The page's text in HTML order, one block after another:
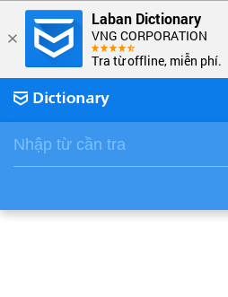
Laban Dictionary
VNG CORPORATION
Tra từ offline, miễn phí.